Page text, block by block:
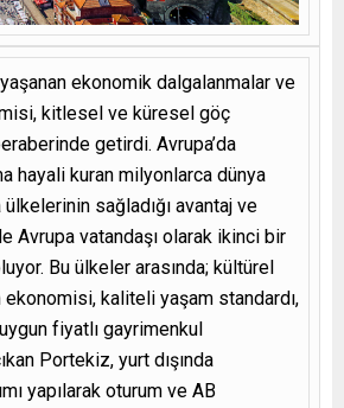
ekonomik dalgalanmalar ve
kitlesel ve küresel göç
getirdi. Avrupa’da
hayali kuran milyonlarca dünya
ülkelerinin sağladığı avantaj ve
Avrupa vatandaşı olarak ikinci bir
Bu ülkeler arasında; kültürel
kaliteli yaşam standardı,
fiyatlı gayrimenkul
Portekiz, yurt dışında
yapılarak oturum ve AB